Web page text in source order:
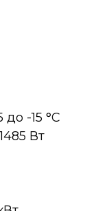
-15 °C
Вт